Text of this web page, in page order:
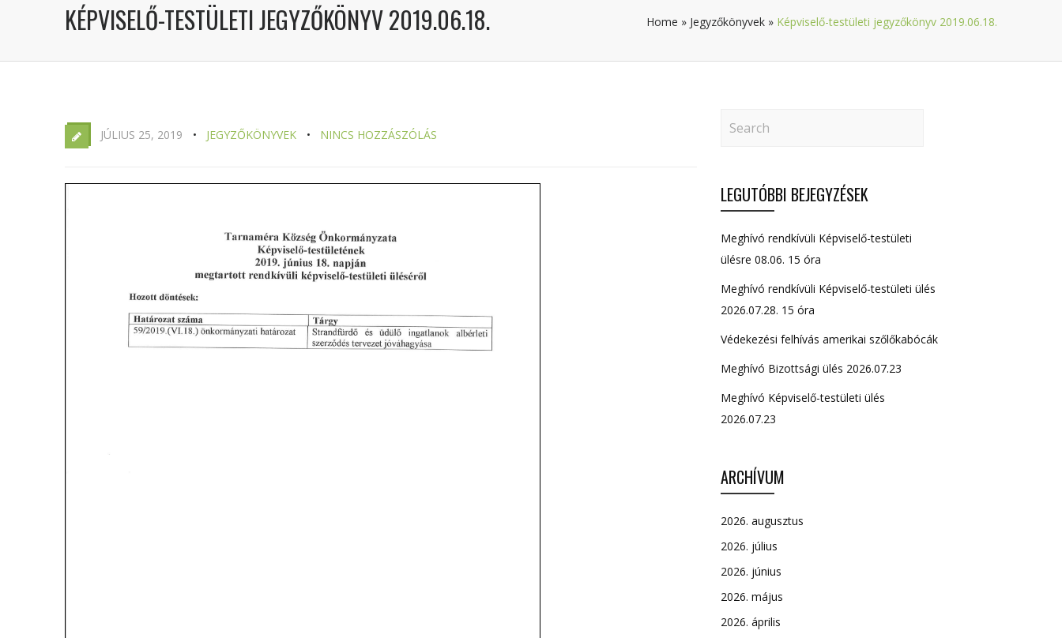
KÉPVISELŐ-TESTÜLETI JEGYZŐKÖNYV 2019.06.18. Home » Jegyzőkönyvek » Képviselő-testületi jegyzőkönyv 2019.06.18.
JÚLIUS 25, 2019 JEGYZŐKÖNYVEK NINCS HOZZÁSZÓLÁS
LEGUTÓBBI BEJEGYZÉSEK
Meghívó rendkívüli Képviselő-testületi
ülésre 08.06. 15 óra
Meghívó rendkívüli Képviselő-testületi ülés
2026.07.28. 15 óra
Védekezési felhívás amerikai szőlőkabócák
Meghívó Bizottsági ülés 2026.07.23
Meghívó Képviselő-testületi ülés
2026.07.23
ARCHÍVUM
2026. augusztus
2026. július
2026. június
2026. május
2026. április